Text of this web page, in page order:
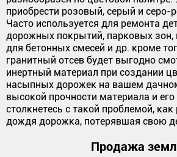
приобрести розовый, серый и серо-
Часто используется для ремонта
дорожных покрытий, парковых зон,
для бетонных смесей и др. кроме
гранитный отсев будет выгодно
инертный материал при создании
насыпных дорожек на вашем
высокой прочности материала и
столкнетесь с такой проблемой,
дождя дорожка, потерявшая свою
Продажа